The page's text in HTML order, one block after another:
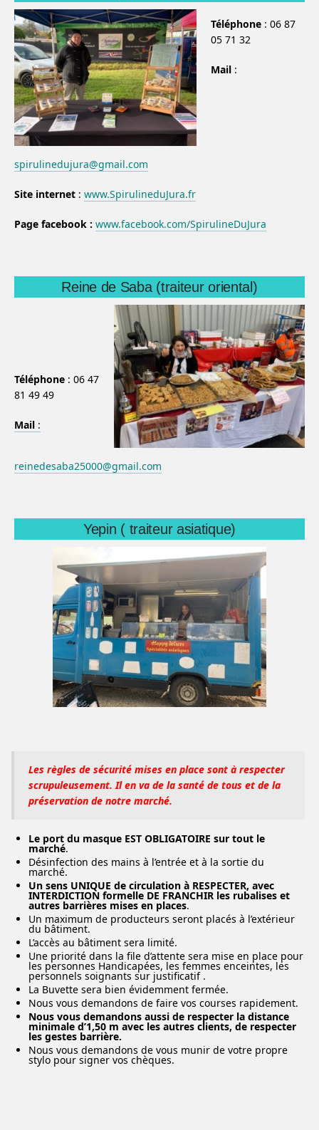
Téléphone : 06 87
05 71 32
Mail :
spirulinedujura@gmail.com
Site internet : www.SpirulineduJura.fr
Page facebook : www.facebook.com/SpirulineDuJura
Reine de Saba (traiteur oriental)
Téléphone : 06 47
81 49 49
Mail :
reinedesaba25000@gmail.com
Yepin ( traiteur asiatique)
Les règles de sécurité mises en place sont à respecter
scrupuleusement. Il en va de la santé de tous et de la
préservation de notre marché.
Le port du masque EST OBLIGATOIRE sur tout le
marché.
Désinfection des mains à l’entrée et à la sortie du
marché.
Un sens UNIQUE de circulation à RESPECTER, avec
INTERDICTION formelle DE FRANCHIR les rubalises et
autres barrières mises en places.
Un maximum de producteurs seront placés à l’extérieur
du bâtiment.
L’accès au bâtiment sera limité.
Une priorité dans la file d’attente sera mise en place pour
les personnes Handicapées, les femmes enceintes, les
personnels soignants sur justificatif .
La Buvette sera bien évidemment fermée.
Nous vous demandons de faire vos courses rapidement.
Nous vous demandons aussi de respecter la distance
minimale d’1,50 m avec les autres clients, de respecter
les gestes barrière.
Nous vous demandons de vous munir de votre propre
stylo pour signer vos chèques.